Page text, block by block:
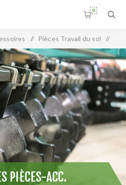
0
/ Pièces Travail du sol /
pièces-acc.
PIÈCES-ACC.